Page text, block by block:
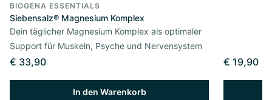
BIOGENA ESSENTIALS
Siebensalz® Magnesium Komplex
Dein täglicher Magnesium Komplex als optimaler
Support für Muskeln, Psyche und Nervensystem
€ 33,90
In den Warenkorb
€ 19,90